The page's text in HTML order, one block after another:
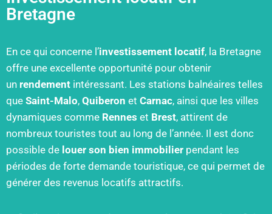
Bretagne
En ce qui concerne l’investissement locatif, la Bretagne
offre une excellente opportunité pour obtenir
un rendement intéressant. Les stations balnéaires telles
que Saint-Malo, Quiberon et Carnac, ainsi que les villes
dynamiques comme Rennes et Brest, attirent de
nombreux touristes tout au long de l’année. Il est donc
possible de louer son bien immobilier pendant les
périodes de forte demande touristique, ce qui permet de
générer des revenus locatifs attractifs.